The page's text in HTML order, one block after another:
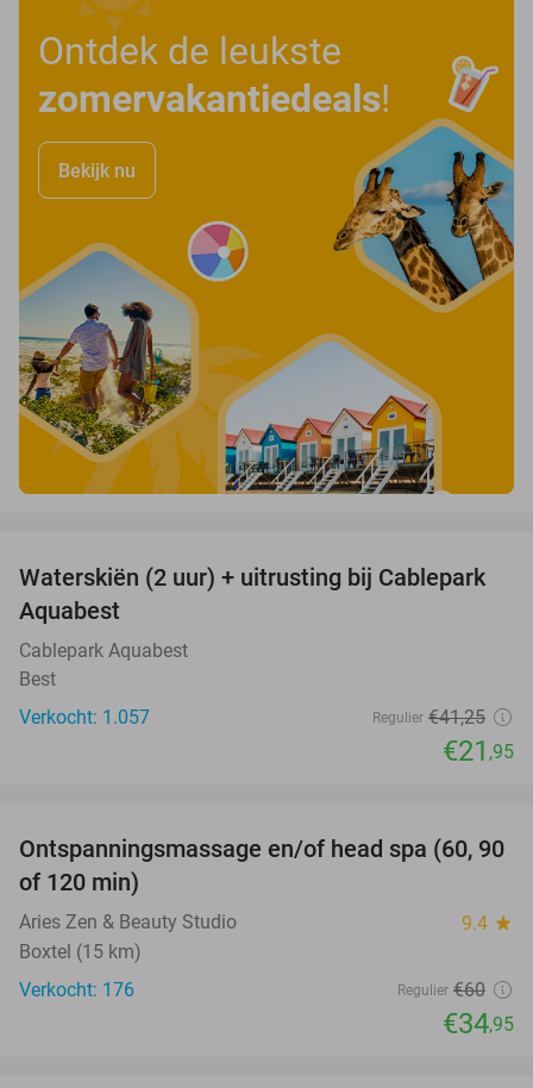
Ontdek de leukste
zomervakantiedeals!
Bekijk nu
47%
Waterskiën (2 uur) + uitrusting bij Cablepark
Aquabest
Cablepark Aquabest
Best
Verkocht: 1.057
Regulier €41,25
€21 ,95
42%
Ontspanningsmassage en/of head spa (60, 90
of 120 min)
Aries Zen & Beauty Studio 9.4 star
Boxtel (15 km)
Verkocht: 176
Regulier €60
€34,95